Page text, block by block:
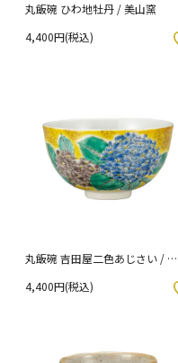
丸飯碗 ひわ地牡丹 / 美山窯
4,400円(税込)
丸飯碗 吉田屋二色あじさい / 美
4,400円(税込)